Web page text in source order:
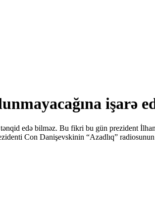
işarə
edə bilməz. Bu fikri bu gün prezident
Con Danişevskinin “Azadlıq”